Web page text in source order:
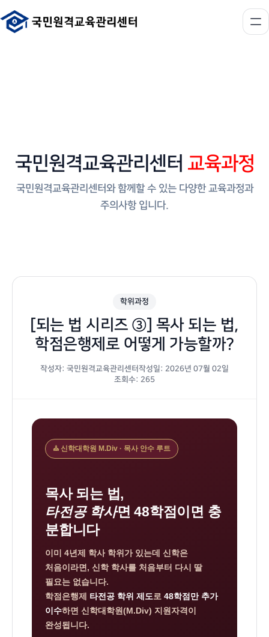
국민원격교육관리센터 교육과정
국민원격교육관리센터와 함께할 수 있는 다양한 교육과정과
주의사항 입니다.
학위과정
[되는 법 시리즈 ③] 목사 되는 법,
학점은행제로 어떻게 가능할까?
작성자: 국민원격교육관리센터 작성일: 2026년 07월 02일
조회수: 265
M.Div
⛪ 신학대학원 M.Div · 목사 안수 루트
목사 되는 법,
타전공 학사면 48학점이면 충
분합니다
이미 4년제 학사 학위가 있는데 신학은
처음이라면, 신학 학사를 처음부터 다시 딸
필요는 없습니다.
학점은행제 타전공 학위 제도로 48학점만 추가
이수하면 신학대학원(M.Div) 지원자격이
완성됩니다.